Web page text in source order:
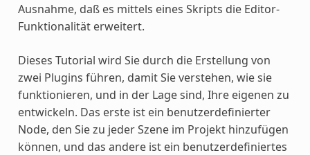
Ausnahme, daß es mittels eines Skripts die Editor-
Funktionalität erweitert.
Dieses Tutorial wird Sie durch die Erstellung von
zwei Plugins führen, damit Sie verstehen, wie sie
funktionieren, und in der Lage sind, Ihre eigenen zu
entwickeln. Das erste ist ein benutzerdefinierter
Node, den Sie zu jeder Szene im Projekt hinzufügen
können, und das andere ist ein benutzerdefiniertes